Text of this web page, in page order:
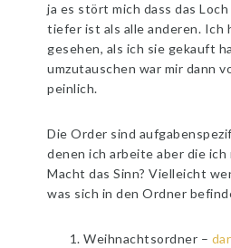
ja es stört mich dass das
tiefer ist als alle anderen. Ich
gesehen, als ich sie gekauft
umzutauschen war mir dann
peinlich.
Die Order sind
denen ich arbeite aber die
Macht das Sinn? Vielleicht
was sich in den Ordner
Weihnachtsordner –